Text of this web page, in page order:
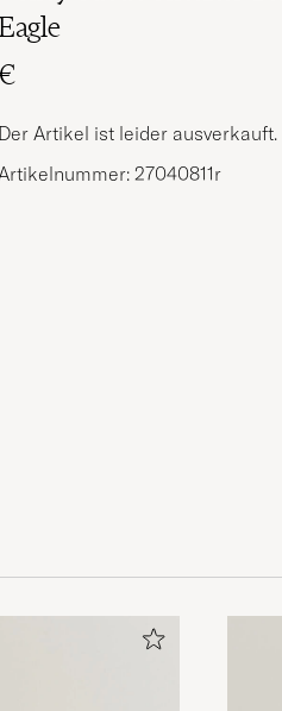
Der Artikel ist leider ausverkauft.
Artikelnummer: 27040811r